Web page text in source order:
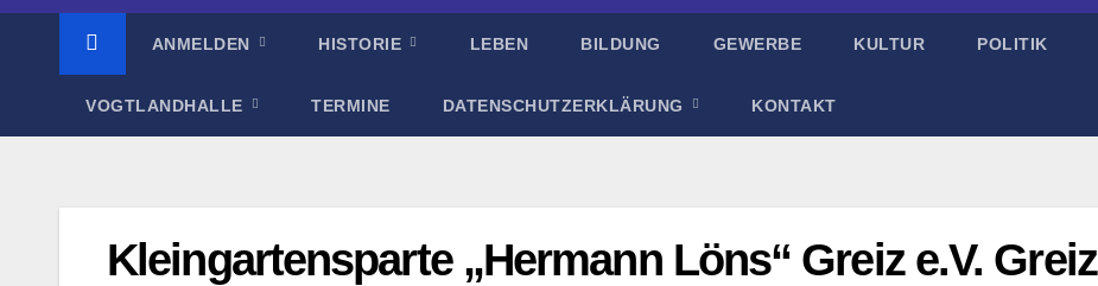
ANMELDEN HISTORIE LEBEN BILDUNG GEWERBE KULTUR POLITIK
VOGTLANDHALLE TERMINE DATENSCHUTZERKLÄRUNG KONTAKT
Kleingartensparte „Hermann Löns“ Greiz e.V. Greiz